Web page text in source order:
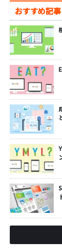
おすすめ記事